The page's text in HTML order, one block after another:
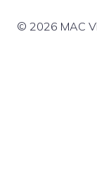
© 2026 MAC